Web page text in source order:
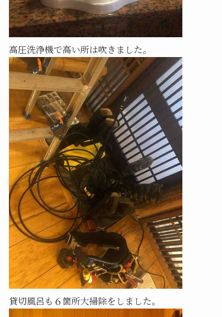
高圧洗浄機で高い所は吹きました。
貸切風呂も６箇所大掃除をしました。